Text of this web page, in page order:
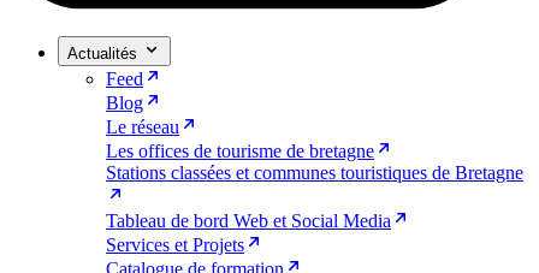
Actualités
Feed
Blog
Le réseau
Les offices de tourisme de bretagne
Stations classées et communes touristiques de Bretagne
Tableau de bord Web et Social Media
Services et Projets
Catalogue de formation